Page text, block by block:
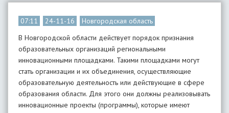
07:11 24-11-16
Новгородская область
В Новгородской области действует порядок признания
образовательных организаций региональными
инновационными площадками. Такими площадками могут
стать организации и их объединения, осуществляющие
образовательную деятельность или действующие в сфере
образования области. Для этого они должны реализовывать
инновационные проекты (программы), которые имеют